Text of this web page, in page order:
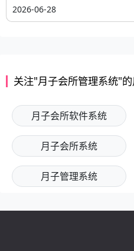
2026-06-28
关注"月子会所管理系统"
月子会所软件系统
月子会所系统
月子管理系统